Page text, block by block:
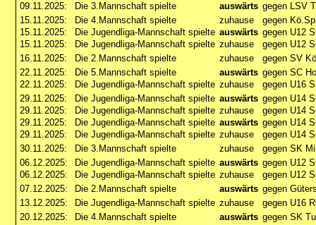
09.11.2025:
Die 3.Mannschaft spielte auswärts gegen LSV
15.11.2025:
Die 4.Mannschaft spielte zuhause
gegen
15.11.2025:
Die Jugendliga-Mannschaft spielte auswärts gegen U12
15.11.2025:
Die Jugendliga-Mannschaft spielte zuhause
gegen U12
16.11.2025:
Die 2.Mannschaft spielte zuhause
gegen SV
22.11.2025:
Die 5.Mannschaft spielte auswärts gegen SC
22.11.2025:
Die Jugendliga-Mannschaft spielte zuhause
gegen U16
29.11.2025:
Die Jugendliga-Mannschaft spielte auswärts gegen U14
29.11.2025:
Die Jugendliga-Mannschaft spielte zuhause
gegen U14
29.11.2025:
Die Jugendliga-Mannschaft spielte auswärts gegen U14
29.11.2025:
Die Jugendliga-Mannschaft spielte zuhause
gegen U14
30.11.2025:
Die 3.Mannschaft spielte zuhause
gegen SK
06.12.2025:
Die Jugendliga-Mannschaft spielte auswärts gegen U12
06.12.2025:
Die Jugendliga-Mannschaft spielte zuhause
gegen U12
07.12.2025:
Die 2.Mannschaft spielte auswärts gegen
13.12.2025:
Die Jugendliga-Mannschaft spielte zuhause
gegen U16
20.12.2025:
Die 4.Mannschaft spielte auswärts gegen SK